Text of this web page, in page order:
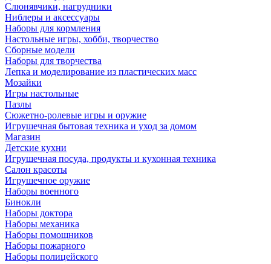
Слюнявчики, нагрудники
Ниблеры и аксессуары
Наборы для кормления
Настольные игры, хобби, творчество
Сборные модели
Наборы для творчества
Лепка и моделирование из пластических масс
Мозайки
Игры настольные
Пазлы
Сюжетно-ролевые игры и оружие
Игрушечная бытовая техника и уход за домом
Магазин
Детские кухни
Игрушечная посуда, продукты и кухонная техника
Салон красоты
Игрушечное оружие
Наборы военного
Бинокли
Наборы доктора
Наборы механика
Наборы помощников
Наборы пожарного
Наборы полицейского